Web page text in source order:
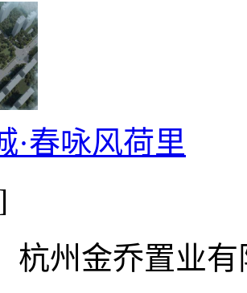
·春咏风荷里
杭州金乔置业有